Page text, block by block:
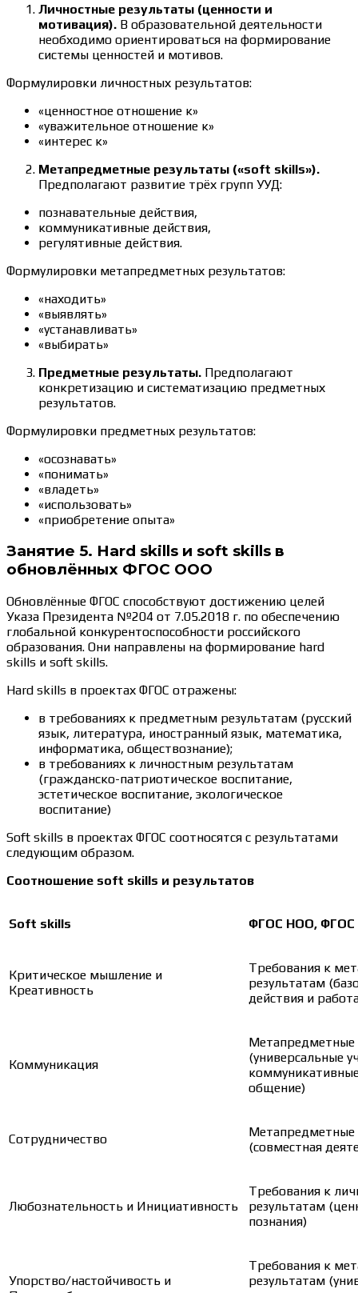
Личностные результаты (ценности и
мотивация). В образовательной деятельности
необходимо ориентироваться на формирование
системы ценностей и мотивов.
Формулировки личностных результатов:
«ценностное отношение к»
«уважительное отношение к»
«интерес к»
Метапредметные результаты («soft skills»).
Предполагают развитие трёх групп УУД:
познавательные действия,
коммуникативные действия,
регулятивные действия.
Формулировки метапредметных результатов:
«находить»
«выявлять»
«устанавливать»
«выбирать»
Предметные результаты. Предполагают
конкретизацию и систематизацию предметных
результатов.
Формулировки предметных результатов:
«осознавать»
«понимать»
«владеть»
«использовать»
«приобретение опыта»
Занятие 5. Hard skills и soft skills в
обновлённых ФГОС ООО
Обновлённые ФГОС способствуют достижению целей
Указа Президента №204 от 7.05.2018 г. по обеспечению
глобальной конкурентоспособности российского
образования. Они направлены на формирование hard
skills и soft skills.
Нard skills в проектах ФГОС отражены:
в требованиях к предметным результатам (русский
язык, литература, иностранный язык, математика,
информатика, обществознание);
в требованиях к личностным результатам
(гражданско-патриотическое воспитание,
эстетическое воспитание, экологическое
воспитание)
Soft skills в проектах ФГОС соотносятся с результатами
следующим образом.
Соотношение soft skills и результатов
Soft skills ФГОС НОО,
Критическое мышление и
Креативность
Требования к
результатам
действия и
Коммуникация
Метапредметные
(универсальные
общение)
Сотрудничество
Метапредметные
(совместная
Любознательность и Инициативность
Требования к
результатам
познания)
Упорство/настойчивость и
Требования к
результатам